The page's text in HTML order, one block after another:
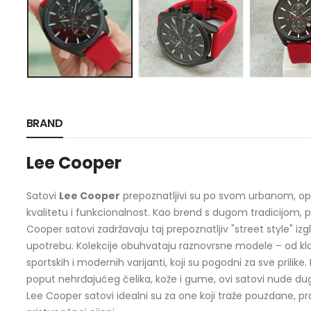
BRAND
Lee Cooper
Satovi Lee Cooper prepoznatljivi su po svom urbanom,
kvalitetu i funkcionalnost. Kao brend s dugom tradicijom,
Cooper satovi zadržavaju taj prepoznatljiv "street style"
upotrebu. Kolekcije obuhvataju raznovrsne modele – od
sportskih i modernih varijanti, koji su pogodni za sve
poput nehrđajućeg čelika, kože i gume, ovi satovi nude
Lee Cooper satovi idealni su za one koji traže pouzdane,